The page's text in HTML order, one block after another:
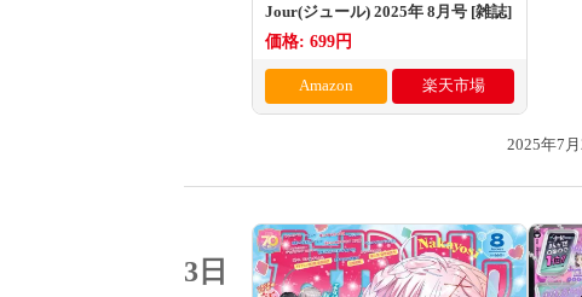
Jour(ジュール) 2025年 8月号 [雑誌]
価格: 699円
Amazon 楽天市場
2025年7
3日